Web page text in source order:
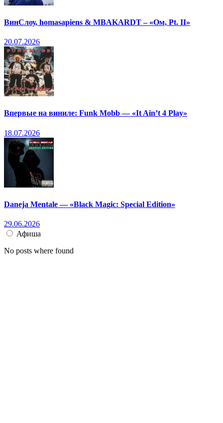
ВинСлоу, homasapiens & MBAKARDT – «Ом, Pt. II»
20.07.2026
Впервые на виниле: Funk Mobb — «It Ain’t 4 Play»
18.07.2026
Daneja Mentale — «Black Magic: Special Edition»
29.06.2026
Афиша
No posts where found